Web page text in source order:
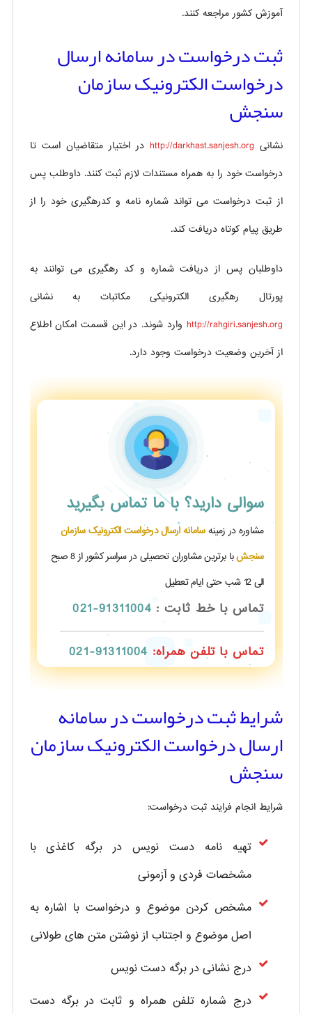
آموزش کشور مراجعه کنند.
ثبت درخواست در سامانه ارسال
درخواست الکترونیک سازمان
سنجش
نشانی http://darkhast.sanjesh.org در اختیار متقاضیان است تا
درخواست خود را به همراه مستندات لازم ثبت کنند. داوطلب پس
از ثبت درخواست می تواند شماره نامه و کدرهگیری خود را از
طریق پیام کوتاه دریافت کند.
داوطلبان پس از دریافت شماره و کد رهگیری می توانند به
پورتال رهگیری الکترونیکی مکاتبات به نشانی
http://rahgiri.sanjesh.org وارد شوند. در این قسمت امکان اطلاع
از آخرین وضعیت درخواست وجود دارد.
سوالی دارید؟ با ما تماس بگیرید
مشاوره در زمینهسامانه ارسال درخواست الکترونیک سازمان
سنجش
با برترین مشاوران تحصیلی در سراسر کشور از 8 صبح
الی 12 شب حتی ایام تعطیل
تماس با خط ثابت : 91311004-021
تماس با تلفن همراه: 91311004-021
شرایط ثبت درخواست در سامانه
ارسال درخواست الکترونیک سازمان
سنجش
شرایط انجام فرایند ثبت درخواست:
تهیه نامه دست نویس در برگه کاغذی با
مشخصات فردی و آزمونی
مشخص کردن موضوع و درخواست با اشاره به
اصل موضوع و اجتناب از نوشتن متن های طولانی
درج نشانی در برگه دست نویس
درج شماره تلفن همراه و ثابت در برگه دست